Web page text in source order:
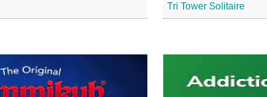
Tri Tower Solitaire